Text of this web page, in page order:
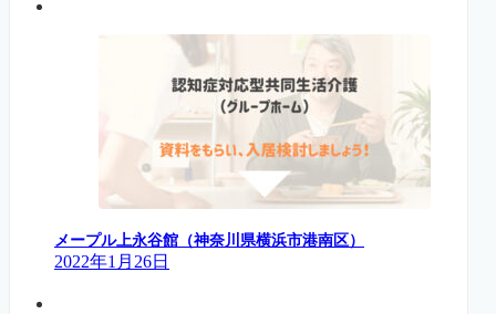
メープル上永谷館（神奈川県横浜市港南区）
2022年1月26日